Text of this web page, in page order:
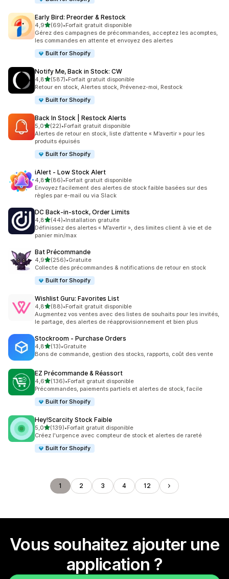
Early Bird: Preorder & Restock
4,9étoile(s) sur 5
(69)
69 avis au total
•Forfait gratuit disponible
Gérez des campagnes de précommandes, acceptez les acomptes,
les commandes en attente et envoyez des alertes
Built for Shopify
Notify Me, Back in Stock: CW
4,8étoile(s) sur 5
(587)
587 avis au total
•Forfait gratuit disponible
Retour en stock, Alertes stock, Prévenez-moi, Restock
Built for Shopify
Back In Stock | Restock Alerts
5,0étoile(s) sur 5
(22)
22 avis au total
•Forfait gratuit disponible
Alertes de retour en stock, liste d’attente « M’avertir » pour les
produits épuisés
Built for Shopify
iAlert ‑ Low Stock Alert
4,8étoile(s) sur 5
(86)
86 avis au total
•Forfait gratuit disponible
Envoyez facilement des alertes de stock faible basées sur des
règles par e-mail ou via Slack
DC Back‑in‑stock, Order Limits
4,8étoile(s) sur 5
(44)
44 avis au total
•Installation gratuite
Définissez des alertes « M’avertir », des limites client à vie et de
panier min/max
Bat Précommande
4,9étoile(s) sur 5
(256)
256 avis au total
•Gratuite
Collecte des précommandes & notifications de retour en stock
Built for Shopify
Wishlist Guru: Favorites List
4,8étoile(s) sur 5
(88)
88 avis au total
•Forfait gratuit disponible
Augmentez vos ventes avec des listes de souhaits pour les invités,
le partage, des alertes de réapprovisionnement et bien plus
Stockroom ‑ Purchase Orders
4,8étoile(s) sur 5
(13)
13 avis au total
•Gratuite
Bons de commande, gestion des stocks, rapports, coût des vente
EZ Précommande & Réassort
4,6étoile(s) sur 5
(136)
136 avis au total
•Forfait gratuit disponible
Précommandes, paiements partiels et alertes de stock, facile
Built for Shopify
Hey!Scarcity Stock Faible
5,0étoile(s) sur 5
(139)
139 avis au total
•Forfait gratuit disponible
Créez l'urgence avec compteur de stock et alertes de rareté
Built for Shopify
1 2 3 4 12
Vous souhaitez ajouter une
application ?